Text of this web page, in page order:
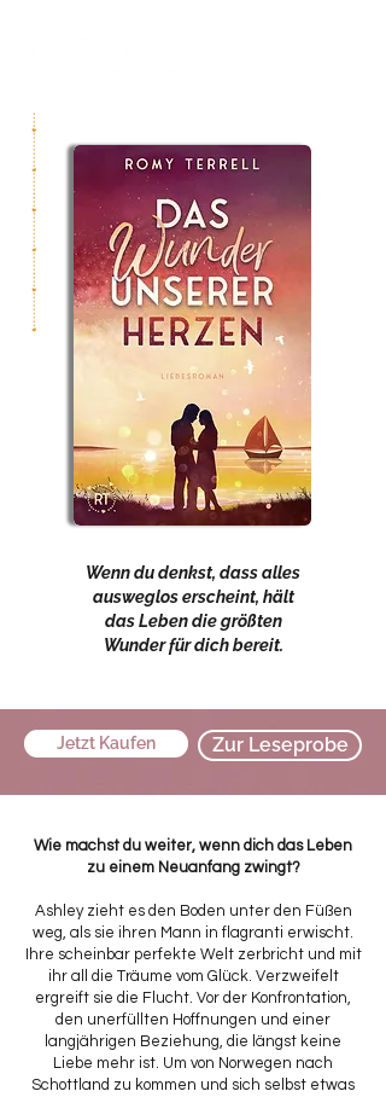
Wenn du denkst, dass alles
ausweglos erscheint, hält
das Leben die größten
Wunder für dich bereit.
Jetzt Kaufen Zur Leseprobe
Wie machst du weiter, wenn dich das Leben
zu einem Neuanfang zwingt?
Ashley zieht es den Boden unter den Füßen
weg, als sie ihren Mann in flagranti erwischt.
Ihre scheinbar perfekte Welt zerbricht und mit
ihr all die Träume vom Glück. Verzweifelt
ergreift sie die Flucht. Vor der Konfrontation,
den unerfüllten Hoffnungen und einer
langjährigen Beziehung, die längst keine
Liebe mehr ist. Um von Norwegen nach
Schottland zu kommen und sich selbst etwas